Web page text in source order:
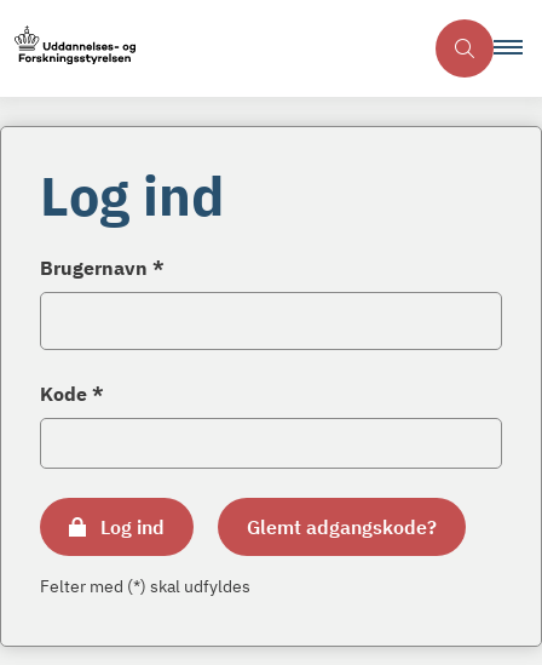
Log ind
Brugernavn *
Kode *
Log ind Glemt adgangskode?
Felter med (*) skal udfyldes